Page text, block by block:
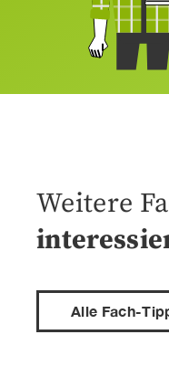
Weitere
Alle Fach-